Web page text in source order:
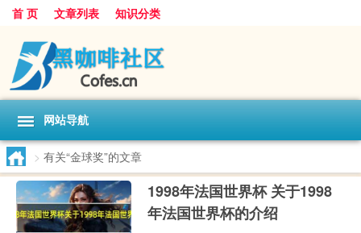
首 页 文章列表 知识分类
网站导航
> 有关“金球奖”的文章
1998年法国世界杯 关于1998
年法国世界杯的介绍